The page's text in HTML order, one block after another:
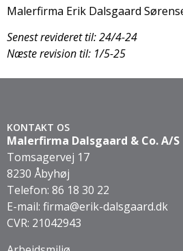
Malerfirma Erik Dalsgaard
Senest revideret til: 24/4-24
Næste revision til: 1/5-25
KONTAKT OS
Malerfirma Dalsgaard & Co. A/S
Tomsagervej 17
8230 Åbyhøj
Telefon: 86 18 30 22
E-mail: firma@erik-dalsgaard.dk
CVR: 21042943